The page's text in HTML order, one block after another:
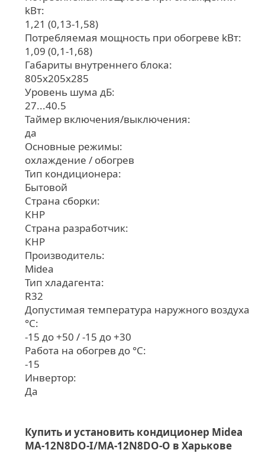
kВт:
1,21 (0,13-1,58)
Потребляемая мощность при обогреве kВт:
1,09 (0,1-1,68)
Габариты внутреннего блока:
805x205x285
Уровень шума дБ:
27...40.5
Таймер включения/выключения:
да
Основные режимы:
охлаждение / обогрев
Тип кондиционера:
Бытовой
Страна сборки:
КНР
Страна разработчик:
КНР
Производитель:
Midea
Тип хладагента:
R32
Допустимая температура наружного воздуха
°С:
-15 до +50 / -15 до +30
Работа на обогрев до °С:
-15
Инвертор:
Да
Купить и установить кондиционер Midea
MA-12N8DO-I/MA-12N8DO-O в Харькове